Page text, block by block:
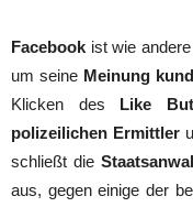
Facebook ist wie andere
um seine Meinung
Klicken des Like
polizeilichen Ermittler
schließt die
aus, gegen einige der